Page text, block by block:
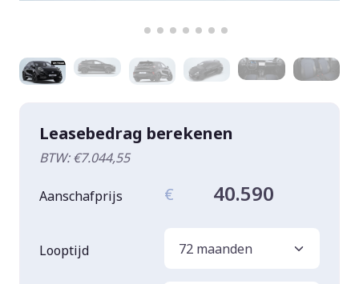
Leasebedrag berekenen
BTW: €7.044,55
Aanschafprijs € 40.590
Looptijd